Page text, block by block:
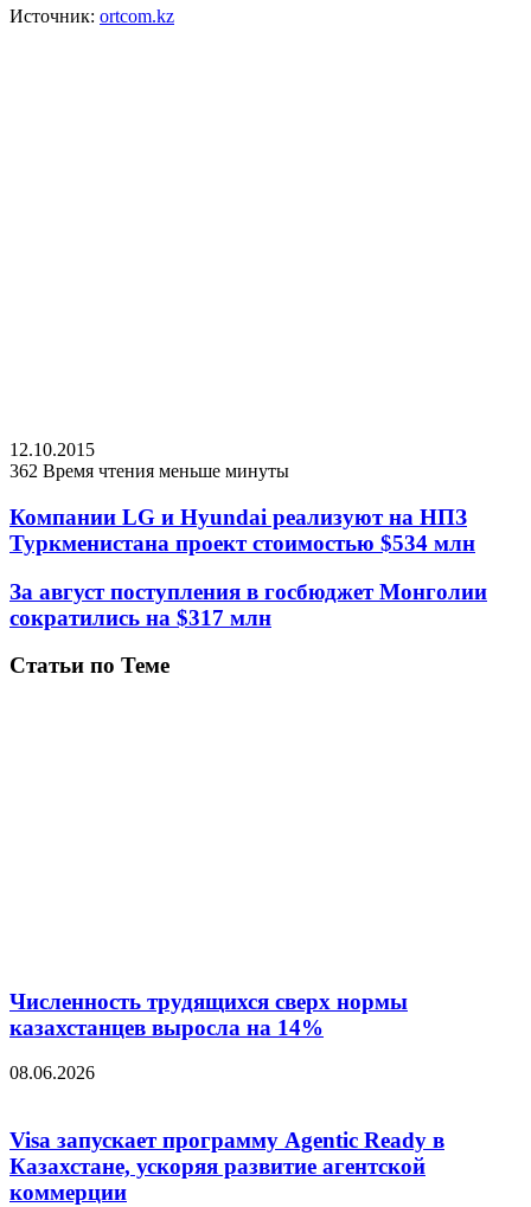
Источник: ortcom.kz
12.10.2015
362 Время чтения меньше минуты
Компании LG и Hyundai реализуют на НПЗ
Туркменистана проект стоимостью $534 млн
За август поступления в госбюджет Монголии
сократились на $317 млн
Статьи по Теме
Численность трудящихся сверх нормы
казахстанцев выросла на 14%
08.06.2026
Visa запускает программу Agentic Ready в
Казахстане, ускоряя развитие агентской
коммерции